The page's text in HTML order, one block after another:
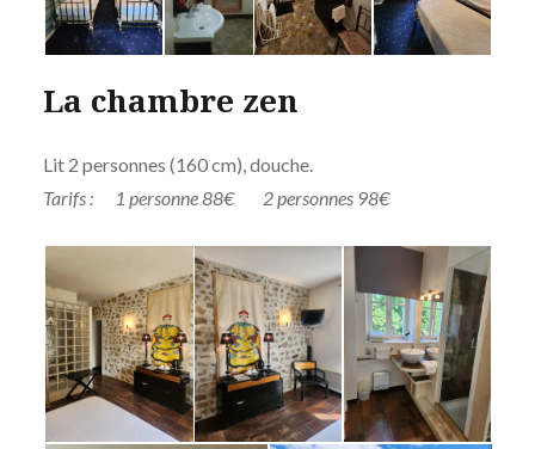
La chambre zen
Lit 2 personnes (160 cm), douche.
Tarifs : 1 personne 88€ 2 personnes 98€